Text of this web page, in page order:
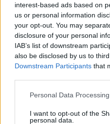
interest-based ads based on
us or personal information
your opt-out. You may
disclosure of your personal
IAB’s list of downstream
also be disclosed by us to
Downstream Participants that
Please note that this website/
not limited to your visit or
Personal Data
I want to opt-out of the
personal data.
ÖRÖMHÍR: TÍZ ÉVE NEM
INFLÁCIÓ
Júliusban mindössze 1,2
összevetésben a fogyasztói
már csökkent.